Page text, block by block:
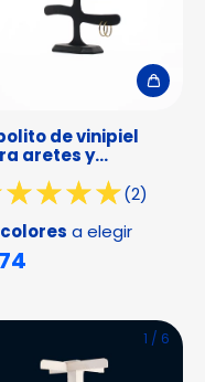
de vinipiel
aretes y
(2)
a elegir
1 / 6